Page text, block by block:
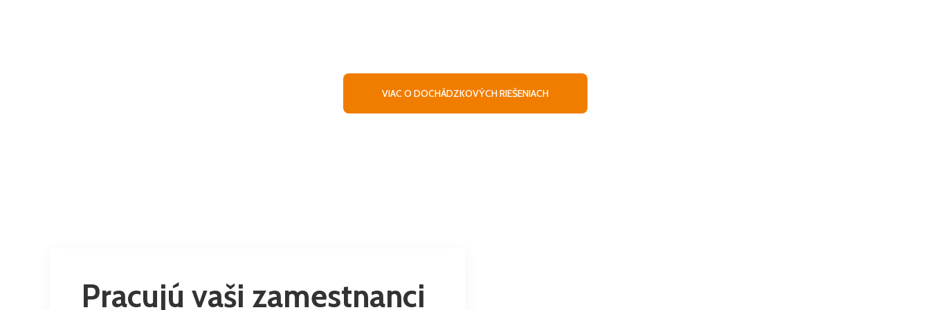
VIAC O DOCHÁDZKOVÝCH RIEŠENIACH
Pracujú vaši zamestnanci